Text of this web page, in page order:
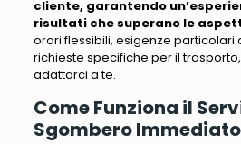
cliente, garantendo
risultati che superano le
orari flessibili, esigenze particolari
richieste specifiche per il
adattarci a te.
Come Funziona il
Sgombero Immediato